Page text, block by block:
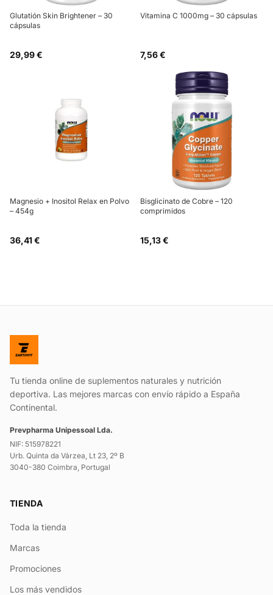
Glutatión Skin Brightener – 30
cápsulas
29,99 €
Vitamina C 1000mg – 30 cápsulas
7,56 €
Magnesio + Inositol Relax en Polvo
– 454g
36,41 €
Bisglicinato de Cobre – 120
comprimidos
15,13 €
Tu tienda online de suplementos naturales y nutrición
deportiva. Las mejores marcas con envío rápido a España
Continental.
Prevpharma Unipessoal Lda.
NIF: 515978221
Urb. Quinta da Várzea, Lt 23, 2º B
3040-380 Coimbra, Portugal
TIENDA
Toda la tienda
Marcas
Promociones
Los más vendidos